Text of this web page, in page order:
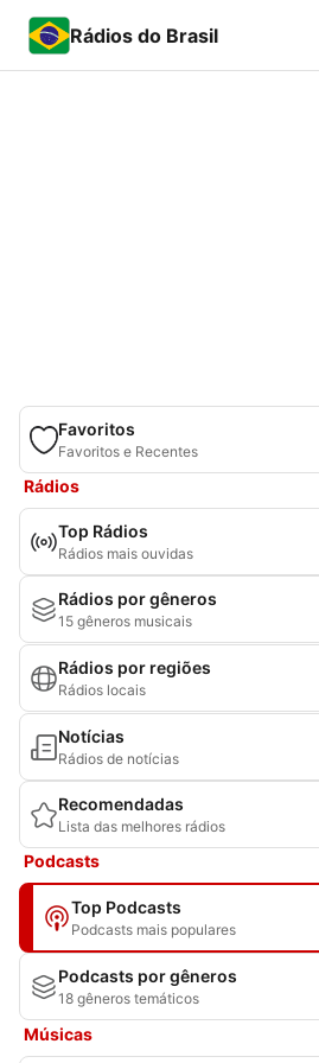
Rádios do Brasil
Favoritos
Favoritos e Recentes
Rádios
Top Rádios
Rádios mais ouvidas
Rádios por gêneros
15 gêneros musicais
Rádios por regiões
Rádios locais
Notícias
Rádios de notícias
Recomendadas
Lista das melhores rádios
Podcasts
Top Podcasts
Podcasts mais populares
Podcasts por gêneros
18 gêneros temáticos
Músicas